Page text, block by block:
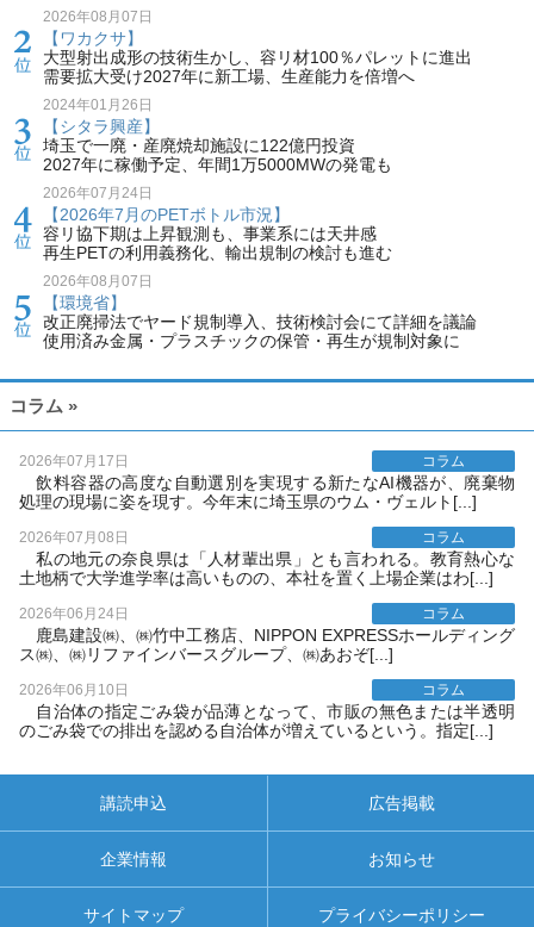
2026年08月07日
【ワカクサ】
大型射出成形の技術生かし、容リ材100％パレットに進出
需要拡大受け2027年に新工場、生産能力を倍増へ
2024年01月26日
【シタラ興産】
埼玉で一廃・産廃焼却施設に122億円投資
2027年に稼働予定、年間1万5000MWの発電も
2026年07月24日
【2026年7月のPETボトル市況】
容リ協下期は上昇観測も、事業系には天井感
再生PETの利用義務化、輸出規制の検討も進む
2026年08月07日
【環境省】
改正廃掃法でヤード規制導入、技術検討会にて詳細を議論
使用済み金属・プラスチックの保管・再生が規制対象に
コラム »
2026年07月17日 コラム
飲料容器の高度な自動選別を実現する新たなAI機器が、廃棄物
処理の現場に姿を現す。今年末に埼玉県のウム・ヴェルト[...]
2026年07月08日 コラム
私の地元の奈良県は「人材輩出県」とも言われる。教育熱心な
土地柄で大学進学率は高いものの、本社を置く上場企業はわ[...]
2026年06月24日 コラム
鹿島建設㈱、㈱竹中工務店、NIPPON EXPRESSホールディング
ス㈱、㈱リファインバースグループ、㈱あおぞ[...]
2026年06月10日 コラム
自治体の指定ごみ袋が品薄となって、市販の無色または半透明
のごみ袋での排出を認める自治体が増えているという。指定[...]
講読申込 広告掲載
企業情報 お知らせ
サイトマップ プライバシーポリシー